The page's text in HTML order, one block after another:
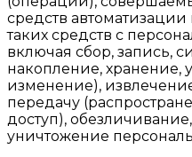
средств
таких средств с
включая сбор, запись,
накопление, хранение,
изменение),
передачу
доступ),
уничтожение